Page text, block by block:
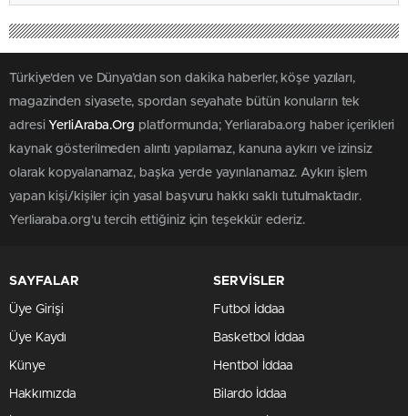
Türkiye'den ve Dünya’dan son dakika haberler, köşe yazıları,
magazinden siyasete, spordan seyahate bütün konuların tek
adresi YerliAraba.Org platformunda; Yerliaraba.org haber içerikleri
kaynak gösterilmeden alıntı yapılamaz, kanuna aykırı ve izinsiz
olarak kopyalanamaz, başka yerde yayınlanamaz. Aykırı işlem
yapan kişi/kişiler için yasal başvuru hakkı saklı tutulmaktadır.
Yerliaraba.org'u tercih ettiğiniz için teşekkür ederiz.
SAYFALAR
Üye Girişi
Üye Kaydı
Künye
Hakkımızda
SERVİSLER
Futbol İddaa
Basketbol İddaa
Hentbol İddaa
Bilardo İddaa